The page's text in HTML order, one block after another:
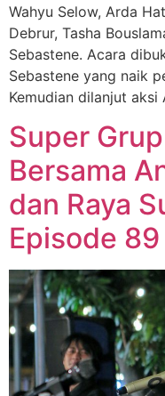
Wahyu Selow, Arda
Debrur, Tasha
Sebastene. Acara
Sebastene yang naik
Kemudian dilanjut
Super
Bersama
dan Raya
Episode 89